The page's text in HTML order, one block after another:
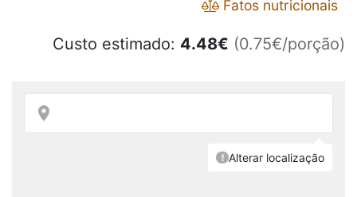
Fatos nutricionais
Custo estimado: 4.48€ (0.75€/porção)